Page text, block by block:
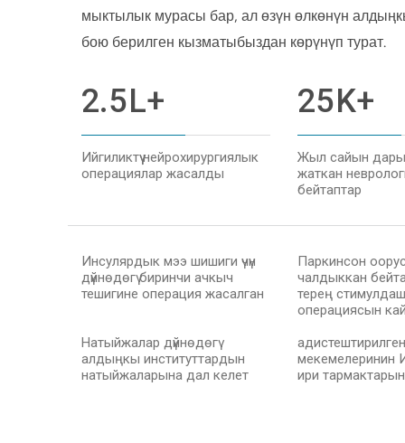
мыктылык мурасы бар, ал өзүн өлкөнүн
бою берилген кызматыбыздан көрүнүп турат.
2.5L+
Ийгиликтүү нейрохирургиялык
операциялар жасалды
25K+
Жыл сайын
жаткан
бейтаптар
Инсулярдык мээ шишиги үчүн
дүйнөдөгү биринчи ачкыч
тешигине операция жасалган
Паркинсон
чалдыккан
терең
операциясын
Натыйжалар дүйнөдөгү
алдыңкы институттардын
натыйжаларына дал келет
мекемелеринин
ири